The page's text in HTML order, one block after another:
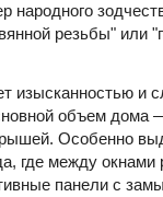
народного
резьбы" или
изысканностью и
объем дома
Особенно
где между
панели с